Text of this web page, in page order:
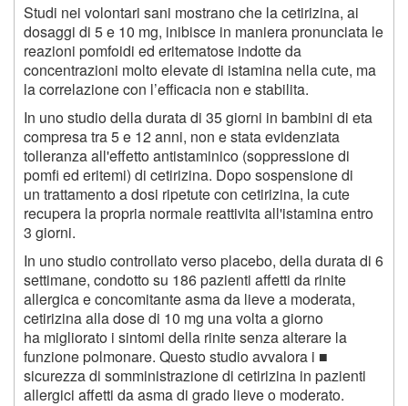
Studi nei volontari sani mostrano che la cetirizina, ai
dosaggi di 5 e 10 mg, inibisce in maniera pronunciata le
reazioni pomfoidi ed eritematose indotte da
concentrazioni molto elevate di istamina nella cute, ma
la correlazione con l’efficacia non e stabilita.
In uno studio della durata di 35 giorni in bambini di eta
compresa tra 5 e 12 anni, non e stata evidenziata
tolleranza all'effetto antistaminico (soppressione di
pomfi ed eritemi) di cetirizina. Dopo sospensione di
un trattamento a dosi ripetute con cetirizina, la cute
recupera la propria normale reattivita all'istamina entro
3 giorni.
In uno studio controllato verso placebo, della durata di 6
settimane, condotto su 186 pazienti affetti da rinite
allergica e concomitante asma da lieve a moderata,
cetirizina alla dose di 10 mg una volta a giorno
ha migliorato i sintomi della rinite senza alterare la
funzione polmonare. Questo studio avvalora i ■
sicurezza di somministrazione di cetirizina in pazienti
allergici affetti da asma di grado lieve o moderato.